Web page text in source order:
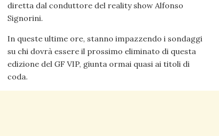
diretta dal conduttore del reality show Alfonso
Signorini.
In queste ultime ore, stanno impazzendo i sondaggi
su chi dovrà essere il prossimo eliminato di questa
edizione del GF VIP, giunta ormai quasi ai titoli di
coda.